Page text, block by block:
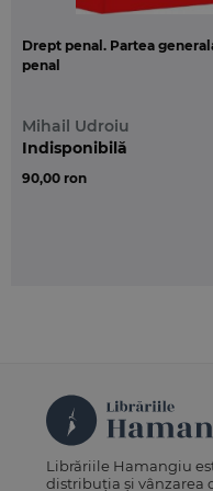
Drept penal. Partea
penal
Mihail Udroiu
90,00 ron
Indisponibilă
Librăriile Hamangiu
distribuția și vânzarea